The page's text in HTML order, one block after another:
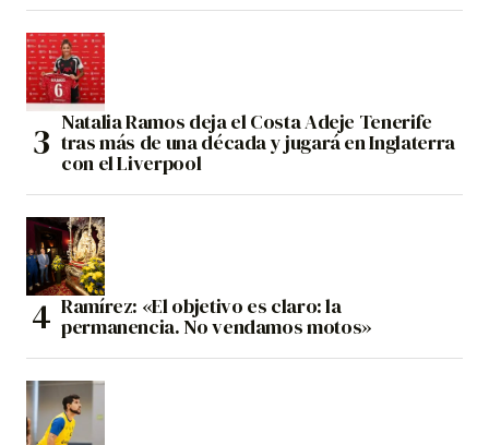
Natalia Ramos deja el Costa Adeje Tenerife
tras más de una década y jugará en Inglaterra
con el Liverpool
Ramírez: «El objetivo es claro: la
permanencia. No vendamos motos»